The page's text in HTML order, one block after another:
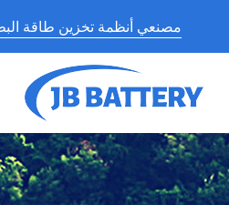
مصنعي أنظمة تخزين طاقة